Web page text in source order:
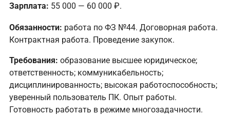
Зарплата: 55 000 — 60 000 ₽.
Обязанности: работа по ФЗ №44. Договорная работа.
Контрактная работа. Проведение закупок.
Требования: образование высшее юридическое;
ответственность; коммуникабельность;
дисциплинированность; высокая работоспособность;
уверенный пользователь ПК. Опыт работы.
Готовность работать в режиме многозадачности.